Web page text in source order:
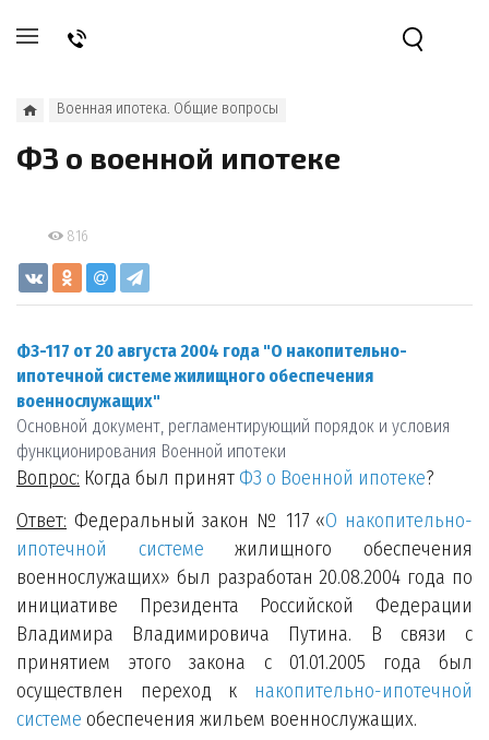
Военная ипотека. Общие вопросы
ФЗ о военной ипотеке
816
ФЗ-117 от 20 августа 2004 года "О накопительно-
ипотечной системе жилищного обеспечения
военнослужащих"
Основной документ, регламентирующий порядок и условия
функционирования Военной ипотеки
Вопрос: Когда был принятФЗ о Военной ипотеке?
Ответ: Федеральный закон № 117 «О накопительно-
ипотечной системе жилищного обеспечения
военнослужащих» был разработан 20.08.2004 года по
инициативе Президента Российской Федерации
Владимира Владимировича Путина. В связи с
принятием этого закона с 01.01.2005 года был
осуществлен переход к накопительно-ипотечной
системе обеспечения жильем военнослужащих.